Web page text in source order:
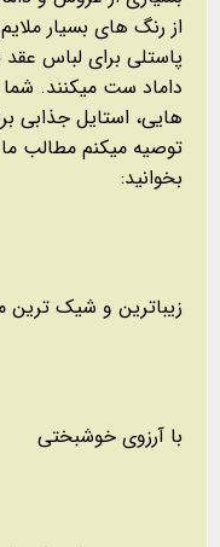
از رنگ های بسیار
پاستلی برای لباس عقد
داماد ست میکنند. شما
هایی، استایل جذابی
توصیه میکنم مطالب
بخوانید:
زیباترین و شیک
با آرزوی خوشبختی